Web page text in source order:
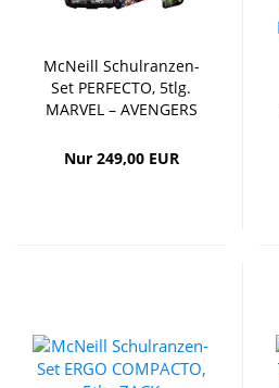
McNeill Schulranzen-
Set PERFECTO, 5tlg.
MARVEL – AVENGERS
Nur 249,00 EUR